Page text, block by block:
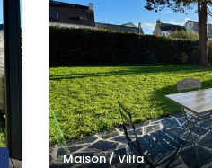
Maison / Villa